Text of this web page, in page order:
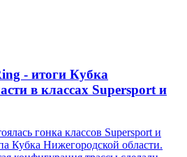
- итоги Кубка
в классах Supersport и
гонка классов Supersport и
Кубка Нижегородской области.